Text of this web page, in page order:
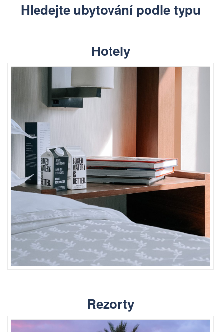
Hledejte ubytování podle typu
Hotely
Rezorty